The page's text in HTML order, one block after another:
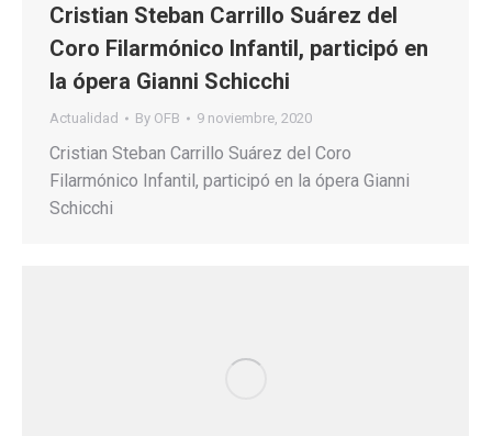
Cristian Steban Carrillo Suárez del
Coro Filarmónico Infantil, participó en
la ópera Gianni Schicchi
Actualidad By OFB 9 noviembre, 2020
Cristian Steban Carrillo Suárez del Coro
Filarmónico Infantil, participó en la ópera Gianni
Schicchi